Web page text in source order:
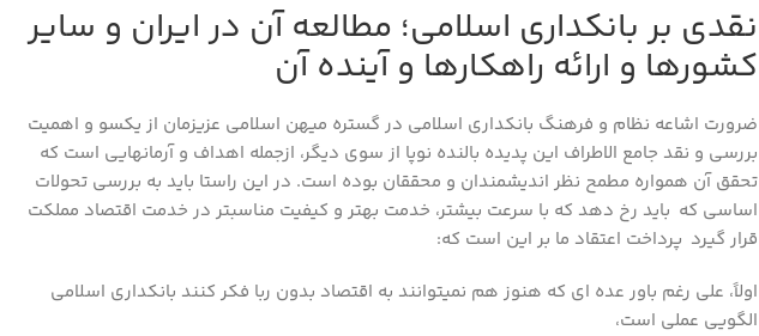
نقدی بر بانکداری اسلامی؛ مطالعه آن در ایران و سایر
کشورها و ارائه راهکارها و آینده آن
ضرورت اشاعه نظام و فرهنگ بانکداری اسلامی در گستره میهن اسلامی عزیزمان از یکسو و اهمیت
بررسی و نقد جامع الاطراف این پدیده بالنده نوپا از سوی دیگر، ازجمله اهداف و آرمانهایی است که
تحقق آن همواره مطمح نظر اندیشمندان و محققان بوده است. در این راستا باید به بررسی تحولات
اساسی که باید رخ دهد که با سرعت بیشتر، خدمت بهتر و کیفیت مناسبتر در خدمت اقتصاد مملکت
قرار گیرد پرداخت اعتقاد ما بر این است که:
اولاً، علی رغم باور عده ای که هنوز هم نمی­توانند به اقتصاد بدون ربا فکر کنند بانکداری اسلامی
الگویی عملی است،